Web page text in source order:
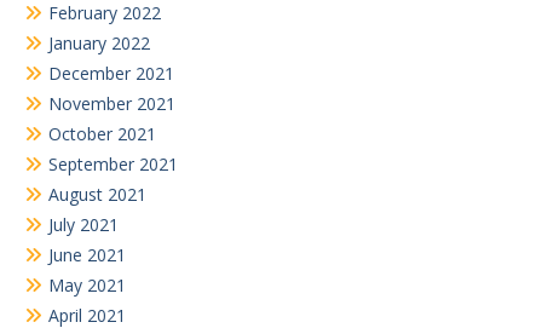
February 2022
January 2022
December 2021
November 2021
October 2021
September 2021
August 2021
July 2021
June 2021
May 2021
April 2021